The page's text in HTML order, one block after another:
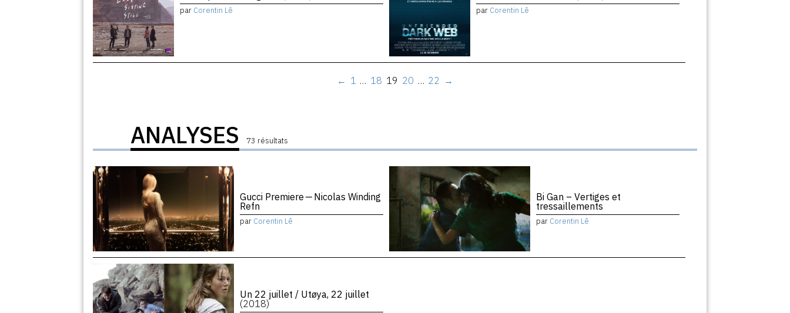
par Corentin Lê par Corentin Lê
← 1 … 18 19 20 … 22 →
ANALYSES 73 résultats
Gucci Premiere — Nicolas Winding
Refn
par Corentin Lê
Bi Gan – Vertiges et
tressaillements
par Corentin Lê
Un 22 juillet / Utøya, 22 juillet
(2018)